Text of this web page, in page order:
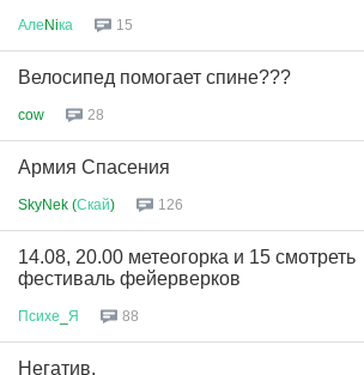
АлеNiка 15
Велосипед помогает спине???
cow 28
Армия Спасения
SkyNek (Скай) 126
14.08, 20.00 метеогорка и 15 смотреть
фестиваль фейерверков
Психе Я 88
Негатив.